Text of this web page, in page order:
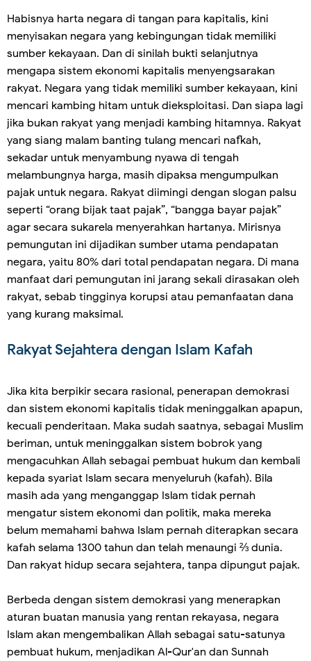
Habisnya harta negara di tangan para kapitalis, kini
menyisakan negara yang kebingungan tidak memiliki
sumber kekayaan. Dan di sinilah bukti selanjutnya
mengapa sistem ekonomi kapitalis menyengsarakan
rakyat. Negara yang tidak memiliki sumber kekayaan, kini
mencari kambing hitam untuk dieksploitasi. Dan siapa lagi
jika bukan rakyat yang menjadi kambing hitamnya. Rakyat
yang siang malam banting tulang mencari nafkah,
sekadar untuk menyambung nyawa di tengah
melambungnya harga, masih dipaksa mengumpulkan
pajak untuk negara. Rakyat diimingi dengan slogan palsu
seperti “orang bijak taat pajak”, “bangga bayar pajak”
agar secara sukarela menyerahkan hartanya. Mirisnya
pemungutan ini dijadikan sumber utama pendapatan
negara, yaitu 80% dari total pendapatan negara. Di mana
manfaat dari pemungutan ini jarang sekali dirasakan oleh
rakyat, sebab tingginya korupsi atau pemanfaatan dana
yang kurang maksimal.
Rakyat Sejahtera dengan Islam Kafah
Jika kita berpikir secara rasional, penerapan demokrasi
dan sistem ekonomi kapitalis tidak meninggalkan apapun,
kecuali penderitaan. Maka sudah saatnya, sebagai Muslim
beriman, untuk meninggalkan sistem bobrok yang
mengacuhkan Allah sebagai pembuat hukum dan kembali
kepada syariat Islam secara menyeluruh (kafah). Bila
masih ada yang menganggap Islam tidak pernah
mengatur sistem ekonomi dan politik, maka mereka
belum memahami bahwa Islam pernah diterapkan secara
kafah selama 1300 tahun dan telah menaungi ⅔ dunia.
Dan rakyat hidup secara sejahtera, tanpa dipungut pajak.
Berbeda dengan sistem demokrasi yang menerapkan
aturan buatan manusia yang rentan rekayasa, negara
Islam akan mengembalikan Allah sebagai satu-satunya
pembuat hukum, menjadikan Al-Qur'an dan Sunnah